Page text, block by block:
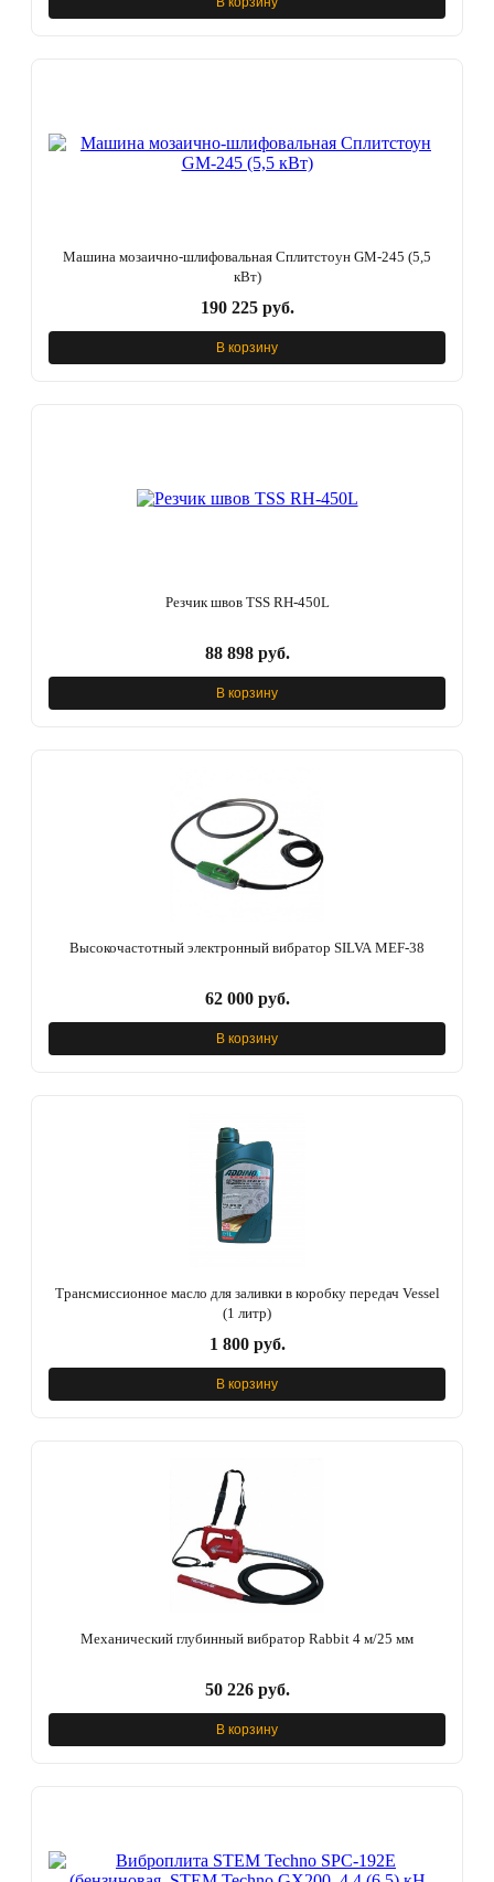
Машина мозаично-шлифовальная Сплитстоун GM-245 (5,5
кВт)
190 225 руб.
В корзину
Резчик швов TSS RH-450L
88 898 руб.
В корзину
Высокочастотный электронный вибратор SILVA MEF-38
62 000 руб.
В корзину
Трансмиссионное масло для заливки в коробку передач Vessel
(1 литр)
1 800 руб.
В корзину
Механический глубинный вибратор Rabbit 4 м/25 мм
50 226 руб.
В корзину